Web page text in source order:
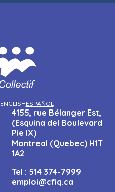
ENGLISHESPAÑOL
4155, rue Bélanger Est,
(Esquina del Boulevard
Pie IX)
Montreal (Quebec) H1T
1A2
Tel : 514 374-7999
emploi@cfiq.ca